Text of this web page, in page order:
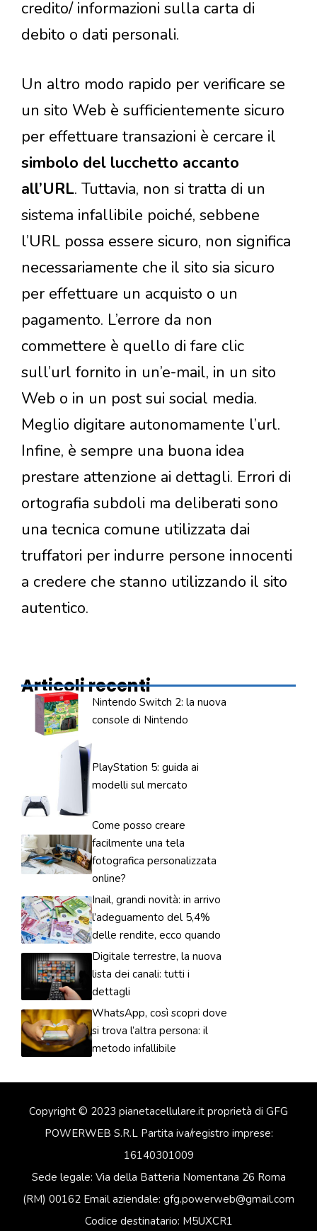
credito/ informazioni sulla carta di
debito o dati personali.
Un altro modo rapido per verificare se
un sito Web è sufficientemente sicuro
per effettuare transazioni è cercare il
simbolo del lucchetto accanto
all’URL. Tuttavia, non si tratta di un
sistema infallibile poiché, sebbene
l’URL possa essere sicuro, non significa
necessariamente che il sito sia sicuro
per effettuare un acquisto o un
pagamento. L’errore da non
commettere è quello di fare clic
sull’url fornito in un’e-mail, in un sito
Web o in un post sui social media.
Meglio digitare autonomamente l’url.
Infine, è sempre una buona idea
prestare attenzione ai dettagli. Errori di
ortografia subdoli ma deliberati sono
una tecnica comune utilizzata dai
truffatori per indurre persone innocenti
a credere che stanno utilizzando il sito
autentico.
Articoli recenti
Nintendo Switch 2: la nuova
console di Nintendo
PlayStation 5: guida ai
modelli sul mercato
Come posso creare
facilmente una tela
fotografica personalizzata
online?
Inail, grandi novità: in arrivo
l’adeguamento del 5,4%
delle rendite, ecco quando
Digitale terrestre, la nuova
lista dei canali: tutti i
dettagli
WhatsApp, così scopri dove
si trova l’altra persona: il
metodo infallibile
Copyright © 2023 pianetacellulare.it proprietà di GFG
POWERWEB S.R.L Partita iva/registro imprese:
16140301009
Sede legale: Via della Batteria Nomentana 26 Roma
(RM) 00162 Email aziendale: gfg.powerweb@gmail.com
Codice destinatario: M5UXCR1